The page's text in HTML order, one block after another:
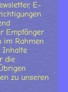
E-
Empfänger
im Rahmen
Inhalte
die
zu unseren